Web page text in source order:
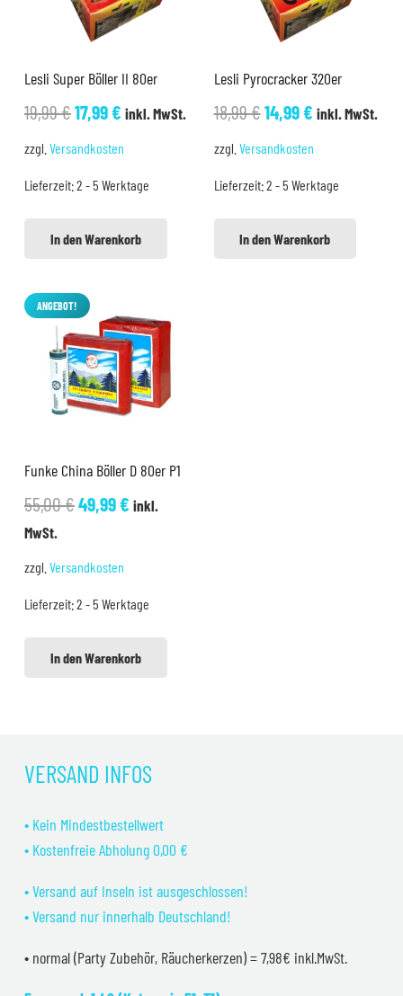
Lesli Super Böller II 80er
19,99€Ursprünglicher
19,99 €
17,99€Aktueller
17,99 €.
inkl. MwSt.
zzgl. Versandkosten
Lieferzeit:2 - 5 Werktage
In den Warenkorb
Lesli Pyrocracker 320er
18,99€Ursprünglicher
18,99 €
14,99€Aktueller
14,99 €.
inkl. MwSt.
zzgl. Versandkosten
Lieferzeit:2 - 5 Werktage
In den Warenkorb
ANGEBOT!
Funke China Böller D 80er P1
55,00€Ursprünglicher
49,99€Aktueller
inkl.
MwSt.
zzgl. Versandkosten
Lieferzeit:2 - 5 Werktage
In den Warenkorb
VERSAND INFOS
• Kein Mindestbestellwert
• Kostenfreie Abholung 0,00 €
• Versand auf Inseln ist ausgeschlossen!
• Versand nur innerhalb Deutschland!
• normal (Party Zubehör, Räucherkerzen) = 7,98€ inkl.MwSt.